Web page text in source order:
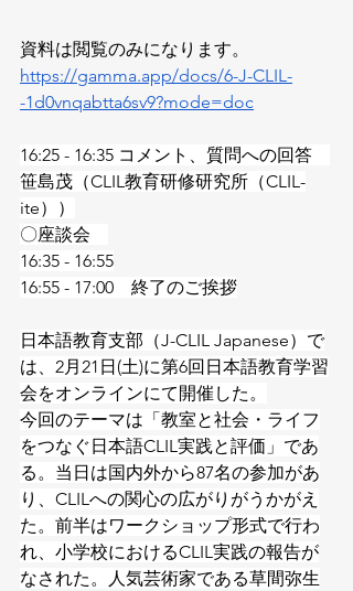
資料は閲覧のみになります。
https://gamma.app/docs/6-J-CLIL-
-1d0vnqabtta6sv9?mode=doc
16:25 - 16:35 コメント、質問への回答
笹島茂（CLIL教育研修研究所（CLIL-
ite））
〇座談会
16:35 - 16:55
16:55 - 17:00　終了のご挨拶
日本語教育支部（J-CLIL Japanese）で
は、2月21日(土)に第6回日本語教育学習
会をオンラインにて開催した。
今回のテーマは「教室と社会・ライフ
をつなぐ日本語CLIL実践と評価」であ
る。当日は国内外から87名の参加があ
り、CLILへの関心の広がりがうかがえ
た。前半はワークショップ形式で行わ
れ、小学校におけるCLIL実践の報告が
なされた。人気芸術家である草間弥生